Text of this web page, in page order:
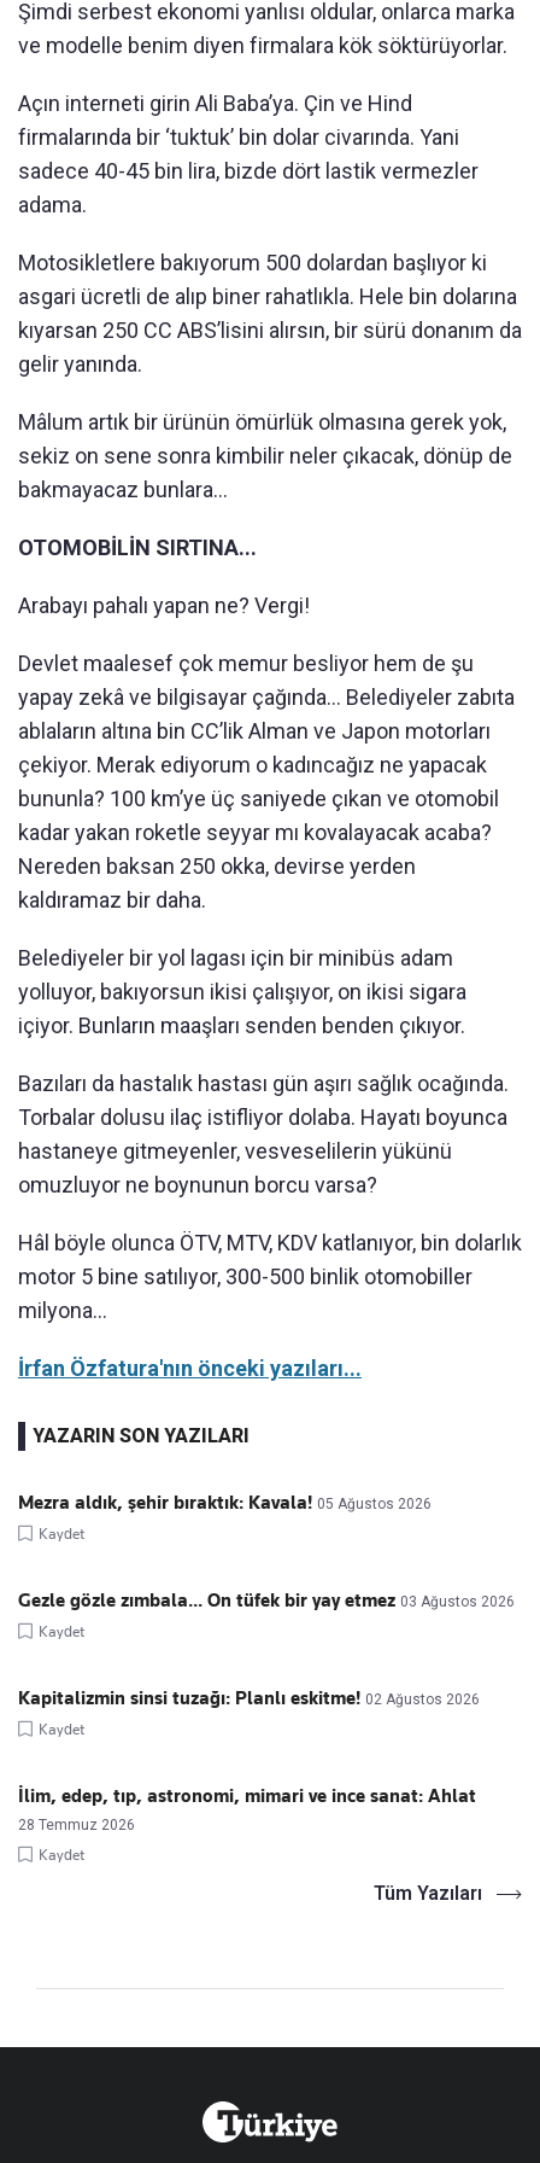
Şimdi serbest ekonomi yanlısı oldular, onlarca marka
ve modelle benim diyen firmalara kök söktürüyorlar.
Açın interneti girin Ali Baba’ya. Çin ve Hind
firmalarında bir ‘tuktuk’ bin dolar civarında. Yani
sadece 40-45 bin lira, bizde dört lastik vermezler
adama.
Motosikletlere bakıyorum 500 dolardan başlıyor ki
asgari ücretli de alıp biner rahatlıkla. Hele bin dolarına
kıyarsan 250 CC ABS’lisini alırsın, bir sürü donanım da
gelir yanında.
Mâlum artık bir ürünün ömürlük olmasına gerek yok,
sekiz on sene sonra kimbilir neler çıkacak, dönüp de
bakmayacaz bunlara...
OTOMOBİLİN SIRTINA...
Arabayı pahalı yapan ne? Vergi!
Devlet maalesef çok memur besliyor hem de şu
yapay zekâ ve bilgisayar çağında... Belediyeler zabıta
ablaların altına bin CC’lik Alman ve Japon motorları
çekiyor. Merak ediyorum o kadıncağız ne yapacak
bununla? 100 km’ye üç saniyede çıkan ve otomobil
kadar yakan roketle seyyar mı kovalayacak acaba?
Nereden baksan 250 okka, devirse yerden
kaldıramaz bir daha.
Belediyeler bir yol lagası için bir minibüs adam
yolluyor, bakıyorsun ikisi çalışıyor, on ikisi sigara
içiyor. Bunların maaşları senden benden çıkıyor.
Bazıları da hastalık hastası gün aşırı sağlık ocağında.
Torbalar dolusu ilaç istifliyor dolaba. Hayatı boyunca
hastaneye gitmeyenler, vesveselilerin yükünü
omuzluyor ne boynunun borcu varsa?
Hâl böyle olunca ÖTV, MTV, KDV katlanıyor, bin dolarlık
motor 5 bine satılıyor, 300-500 binlik otomobiller
milyona...
İrfan Özfatura'nın önceki yazıları...
YAZARIN SON YAZILARI
Mezra aldık, şehir bıraktık: Kavala! 05 Ağustos 2026
Kaydet
Gezle gözle zımbala... On tüfek bir yay etmez 03 Ağustos 2026
Kaydet
Kapitalizmin sinsi tuzağı: Planlı eskitme! 02 Ağustos 2026
Kaydet
İlim, edep, tıp, astronomi, mimari ve ince sanat: Ahlat
28 Temmuz 2026
Kaydet
Tüm Yazıları